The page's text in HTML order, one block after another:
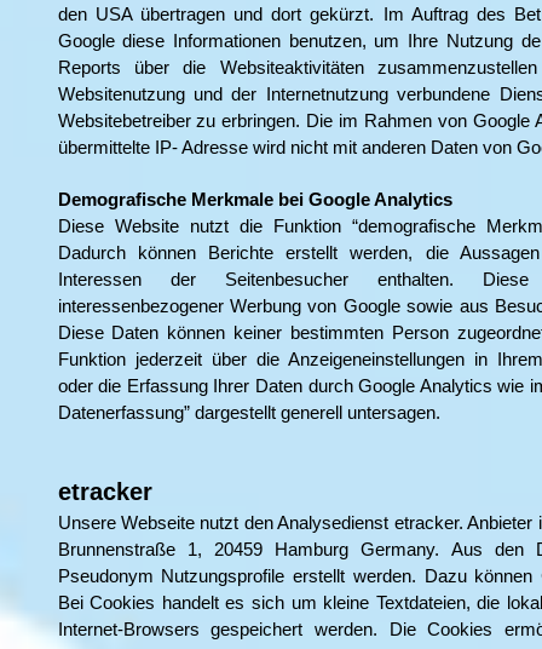
den USA übertragen und dort gekürzt. Im Auftrag des
Google diese Informationen benutzen, um Ihre Nutzung
Reports über die Websiteaktivitäten
Websitenutzung und der Internetnutzung verbundene
Websitebetreiber zu erbringen. Die im Rahmen von Google
übermittelte IP- Adresse wird nicht mit anderen Daten von
Demografische Merkmale bei Google Analytics
Diese Website nutzt die Funktion “demografische
Dadurch können Berichte erstellt werden, die
Interessen der Seitenbesucher enthalten.
interessenbezogener Werbung von Google sowie aus
Diese Daten können keiner bestimmten Person
Funktion jederzeit über die Anzeigeneinstellungen in
oder die Erfassung Ihrer Daten durch Google Analytics wie
Datenerfassung” dargestellt generell untersagen.
etracker
Unsere Webseite nutzt den Analysedienst etracker.
Brunnenstraße 1, 20459 Hamburg Germany. Aus den
Pseudonym Nutzungsprofile erstellt werden. Dazu
Bei Cookies handelt es sich um kleine Textdateien, die
Internet-Browsers gespeichert werden. Die Cookies